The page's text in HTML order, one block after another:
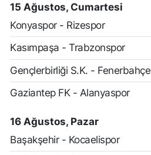
15 Ağustos, Cumartesi
Konyaspor - Rizespor
Kasımpaşa - Trabzonspor
Gençlerbirliği S.K. - Fenerbahçe
Gaziantep FK - Alanyaspor
16 Ağustos, Pazar
Başakşehir - Kocaelispor